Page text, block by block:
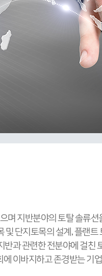
며 지반분야의 토탈 솔류
단지토목의 설계, 플랜
과 관련한 전분야에 걸친
이바지하고 존경받는 기